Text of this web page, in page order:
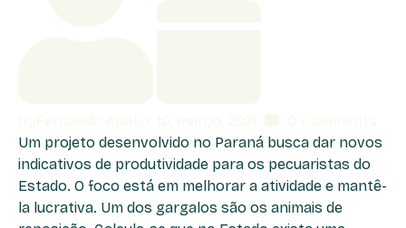
Um projeto desenvolvido no Paraná busca dar novos
indicativos de produtividade para os pecuaristas do
Estado. O foco está em melhorar a atividade e mantê-
la lucrativa. Um dos gargalos são os animais de